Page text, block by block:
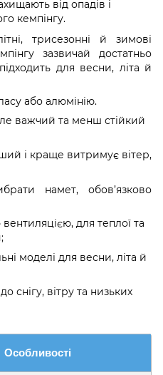
від опадів і
кемпінгу.
трисезонні й зимові
зазвичай достатньо
для весни, літа й
або алюмінію.
важчий та менш стійкий
і краще витримує вітер,
намет, обов’язково
для теплої та
моделі для весни, літа й
снігу, вітру та низьких
Особливості